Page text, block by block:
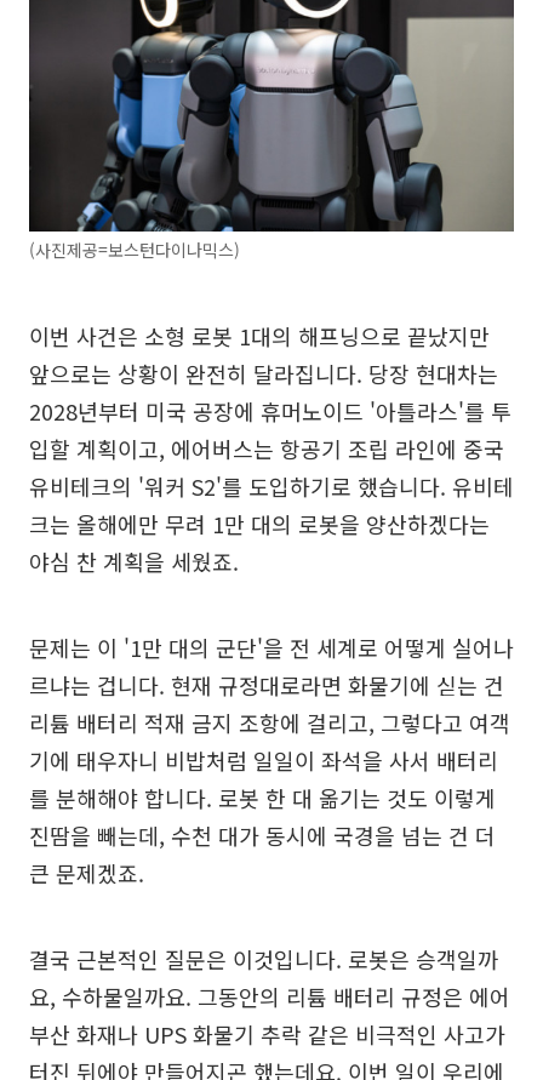
(사진제공=보스턴다이나믹스)
이번 사건은 소형 로봇 1대의 해프닝으로 끝났지만
앞으로는 상황이 완전히 달라집니다. 당장 현대차는
2028년부터 미국 공장에 휴머노이드 '아틀라스'를 투
입할 계획이고, 에어버스는 항공기 조립 라인에 중국
유비테크의 '워커 S2'를 도입하기로 했습니다. 유비테
크는 올해에만 무려 1만 대의 로봇을 양산하겠다는
야심 찬 계획을 세웠죠.
문제는 이 '1만 대의 군단'을 전 세계로 어떻게 실어나
르냐는 겁니다. 현재 규정대로라면 화물기에 싣는 건
리튬 배터리 적재 금지 조항에 걸리고, 그렇다고 여객
기에 태우자니 비밥처럼 일일이 좌석을 사서 배터리
를 분해해야 합니다. 로봇 한 대 옮기는 것도 이렇게
진땀을 빼는데, 수천 대가 동시에 국경을 넘는 건 더
큰 문제겠죠.
결국 근본적인 질문은 이것입니다. 로봇은 승객일까
요, 수하물일까요. 그동안의 리튬 배터리 규정은 에어
부산 화재나 UPS 화물기 추락 같은 비극적인 사고가
터진 뒤에야 만들어지곤 했는데요. 이번 일이 우리에